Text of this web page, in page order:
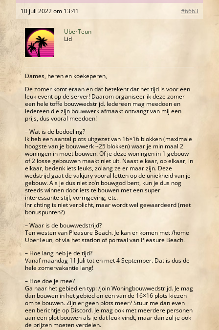
10 juli 2022 om 13:41
#6663
UberTeun
Lid
Dames, heren en koekeperen,
De zomer komt eraan en dat betekent dat het tijd is voor een
leuk event op de server! Daarom organiseer ik deze zomer
een hele toffe bouwwedstrijd. Iedereen mag meedoen en
iedereen die zijn bouwwerk afmaakt ontvangt van mij een
prijs, dus vooral meedoen!
– Wat is de bedoeling?
Ik heb een aantal plots uitgezet van 16×16 blokken (maximale
hoogste van je bouwwerk ~25 blokken) waar je minimaal 2
woningen in moet bouwen. Of je deze woningen in 1 gebouw
of 2 losse gebouwen maakt niet uit. Naast elkaar, op elkaar, in
elkaar, bedenk iets leuks, zolang ze er maar zijn. Deze
wedstrijd gaat de vakjury vooral letten op de uniekheid van je
gebouw. Als je dus niet zo’n bouwgod bent, kun je dus nog
steeds winnen door iets te bouwen met een super
interessante stijl, vormgeving, etc.
Inrichting is niet verplicht, maar wordt wel gewaardeerd (met
bonuspunten?)
– Waar is de bouwwedstrijd?
Ten westen van Pleasure Beach. Je kan er komen met /home
UberTeun, of via het station of portaal van Pleasure Beach.
– Hoe lang heb je de tijd?
Vanaf maandag 11 Juli tot en met 4 September. Dat is dus de
hele zomervakantie lang!
– Hoe doe je mee?
Ga naar het gebied en typ: /join Woningbouwwedstrijd. Je mag
dan bouwen in het gebied en een van de 16×16 plots kiezen
om te bouwen. Zijn er geen plots meer? Stuur me dan even
een berichtje op Discord. Je mag ook met meerdere personen
aan een plot bouwen als je dat leuk vindt, maar dan zul je ook
de prijzen moeten verdelen.